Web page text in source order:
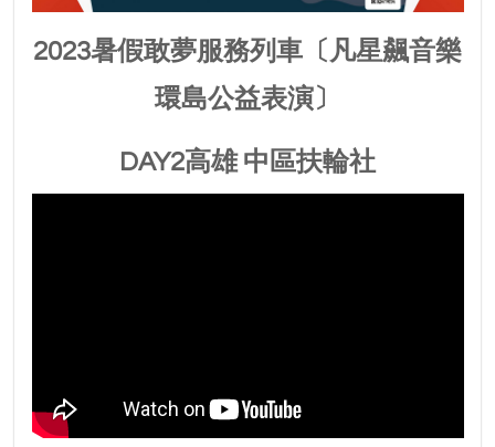
2023暑假敢夢服務列車〔凡星飆音樂
環島公益表演〕
DAY2高雄 中區扶輪社